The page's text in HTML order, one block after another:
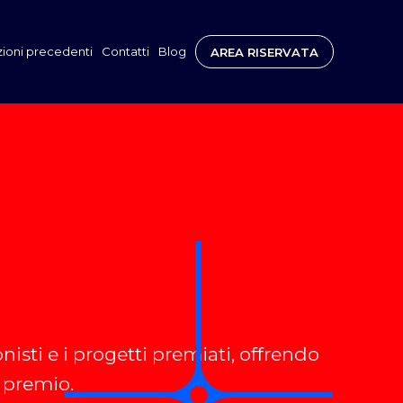
precedenti Contatti Blog AREA RISERVATA
e i progetti premiati, offrendo